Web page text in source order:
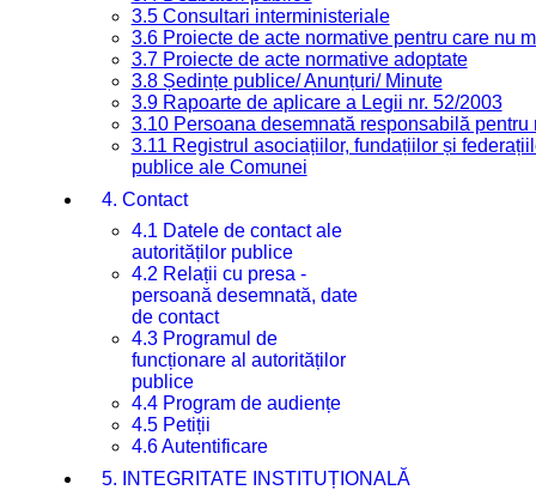
3.5 Consultari interministeriale
3.6 Proiecte de acte normative pentru care nu
3.7 Proiecte de acte normative adoptate
3.8 Ședințe publice/ Anunțuri/ Minute
3.9 Rapoarte de aplicare a Legii nr. 52/2003
3.10 Persoana desemnată responsabilă
3.11 Registrul asociațiilor, fundațiilor și
publice ale Comunei
4. Contact
4.1 Datele de contact ale
autorităților publice
4.2 Relații cu presa -
persoană desemnată, date
de contact
4.3 Programul de
funcționare al autorităților
publice
4.4 Program de audiențe
4.5 Petiții
4.6 Autentificare
5. INTEGRITATE INSTITUȚIONALĂ